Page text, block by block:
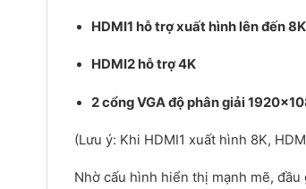
HDMI1 hỗ trợ xuất hình lên đến 8K
HDMI2 hỗ trợ 4K
2 cổng VGA độ phân giải
(Lưu ý: Khi HDMI1 xuất hình 8K,
Nhờ cấu hình hiển thị mạnh mẽ,